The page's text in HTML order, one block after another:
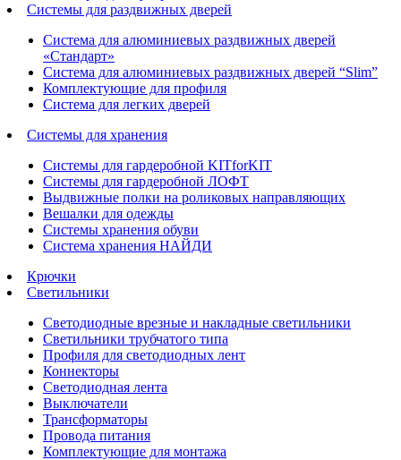
Системы для раздвижных дверей
Система для алюминиевых раздвижных дверей
«Стандарт»
Система для алюминиевых раздвижных дверей “Slim”
Комплектующие для профиля
Система для легких дверей
Системы для хранения
Системы для гардеробной KITforKIT
Системы для гардеробной ЛОФТ
Выдвижные полки на роликовых направляющих
Вешалки для одежды
Системы хранения обуви
Система хранения НАЙДИ
Крючки
Светильники
Светодиодные врезные и накладные светильники
Светильники трубчатого типа
Профиля для светодиодных лент
Коннекторы
Светодиодная лента
Выключатели
Трансформаторы
Провода питания
Комплектующие для монтажа